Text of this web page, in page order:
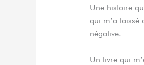
Une histoire
qui m’a laissé
négative.
Un livre qui